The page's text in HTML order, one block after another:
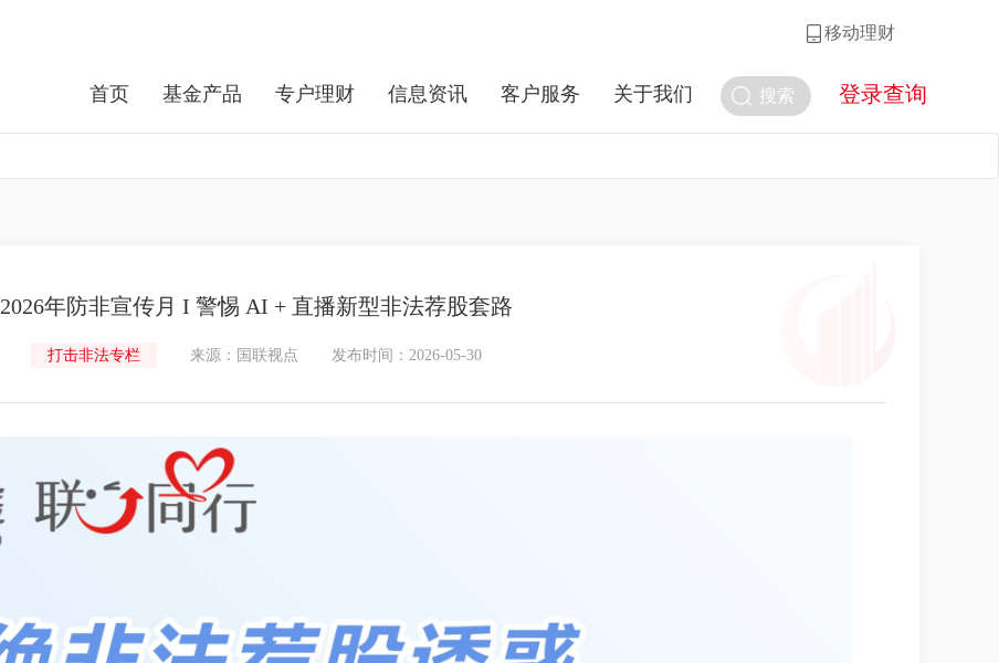
移动理财
搜索 登录查询
首页 基金产品 专户理财 信息资讯 客户服务 关于我们
2026年防非宣传月 I 警惕 AI + 直播新型非法荐股套路
打击非法专栏 来源：国联视点 发布时间：2026-05-30